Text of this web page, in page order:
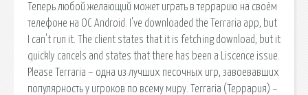
Теперь любой желающий может играть в террарию на своём
телефоне на ОС Android. I've downloaded the Terraria app, but
I can't run it. The client states that it is fetching download, but it
quickly cancels and states that there has been a Liscence issue.
Please Terraria – одна из лучших песочных игр, завоевавших
популярность у игроков по всему миру. Terraria (Террария) –